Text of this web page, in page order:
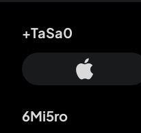
+TaSa0
6Mi5ro